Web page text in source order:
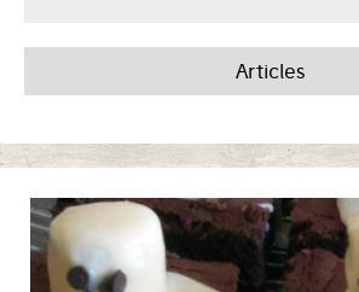
Articles